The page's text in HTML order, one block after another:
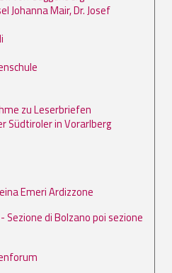
Johanna Mair, Dr. Josef
zu Leserbriefen
Südtiroler in Vorarlberg
Emeri Ardizzone
Sezione di Bolzano poi sezione